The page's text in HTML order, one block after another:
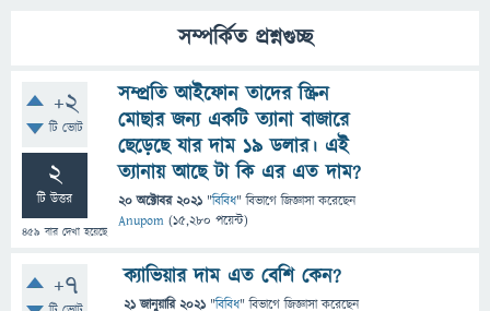
সম্পর্কিত প্রশ্নগুচ্ছ
+2
টি ভোট
2
টি উত্তর
459 বার দেখা হয়েছে
সম্প্রতি আইফোন তাদের স্ক্রিন
মোছার জন্য একটি ত্যানা বাজারে
ছেড়েছে যার দাম ১৯ ডলার। এই
ত্যানায় আছে টা কি এর এত দাম?
20 অক্টোবর 2021 "বিবিধ" বিভাগে জিজ্ঞাসাকরেছেন
Anupom (15,280 পয়েন্ট)
+7 ক্যাভিয়ার দাম এত বেশি কেন?
21 জানুয়ারি 2021 "বিবিধ" বিভাগে জিজ্ঞাসাকরেছেন